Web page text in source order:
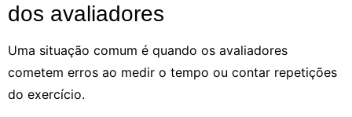
dos avaliadores
Uma situação comum é quando os avaliadores
cometem erros ao medir o tempo ou contar repetições
do exercício.